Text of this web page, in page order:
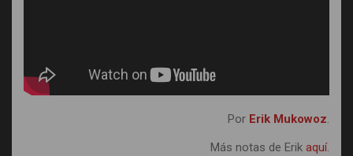
Por Erik Mukowoz.
Más notas de Erik aquí.